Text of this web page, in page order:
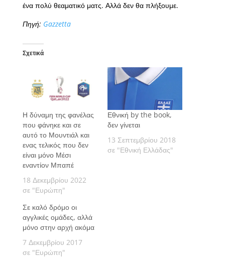
ένα πολύ θεαματικό ματς. Αλλά δεν θα πλήξουμε.
Πηγή: Gazzetta
Σχετικά
Η δύναμη της φανέλας
που φάνηκε και σε
αυτό το Μουντιάλ και
ενας τελικός που δεν
είναι μόνο Μέσι
εναντίον Μπαπέ
18 Δεκεμβρίου 2022
σε "Ευρώπη"
Εθνική by the book,
δεν γίνεται
13 Σεπτεμβρίου 2018
σε "Εθνική Ελλάδας"
Σε καλό δρόμο οι
αγγλικές ομάδες, αλλά
μόνο στην αρχή ακόμα
7 Δεκεμβρίου 2017
σε "Ευρώπη"